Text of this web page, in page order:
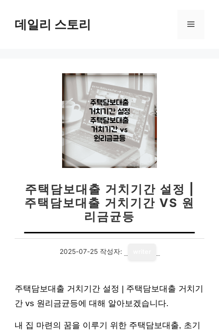
데일리 스토리 메
주택담보대출 거치기간 설정 |
주택담보대출 거치기간 VS 원
리금균등
2025-07-25 작성자:
주택담보대출 거치기간 설정 | 주택담보대출 거치기
간 vs 원리금균등에 대해 알아보겠습니다.
내 집 마련의 꿈을 이루기 위한 주택담보대출, 초기